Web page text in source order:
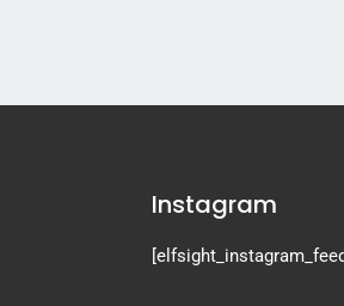
Instagram
[elfsight_instagram_feed